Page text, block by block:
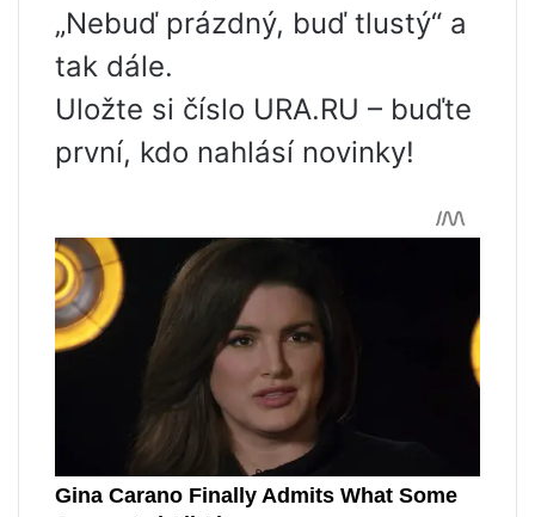
„Nebuď prázdný, buď tlustý“ a
tak dále.
Uložte si číslo URA.RU – buďte
první, kdo nahlásí novinky!